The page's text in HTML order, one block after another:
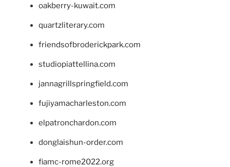
oakberry-kuwait.com
quartzliterary.com
friendsofbroderickpark.com
studiopiattellina.com
jannagrillspringfield.com
fujiyamacharleston.com
elpatronchardon.com
donglaishun-order.com
fiamc-rome2022.org